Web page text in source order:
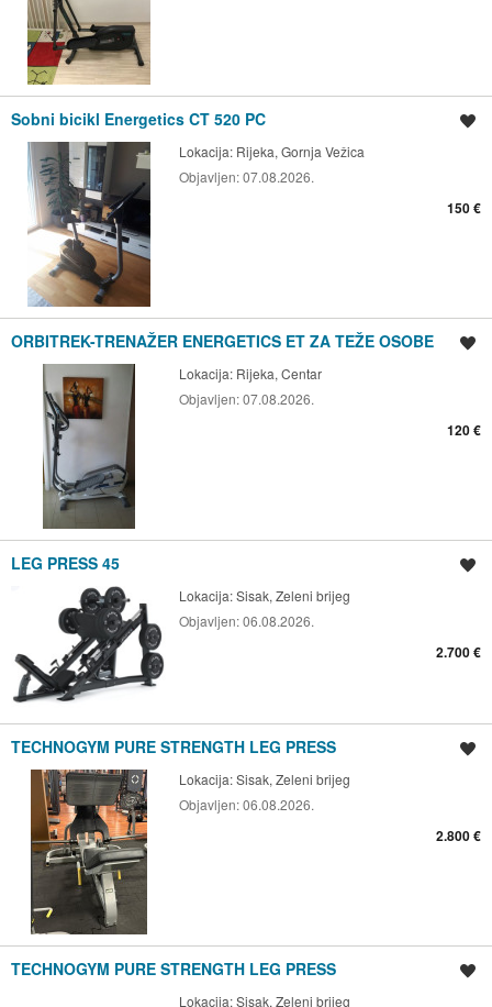
Sobni bicikl Energetics CT 520 PC
Lokacija: Rijeka, Gornja Vežica
Objavljen:07.08.2026.
150 €
ORBITREK-TRENAŽER ENERGETICS ET ZA TEŽE OSOBE
Lokacija: Rijeka, Centar
Objavljen:07.08.2026.
120 €
LEG PRESS 45
Lokacija:Sisak, Zeleni brijeg
Objavljen:06.08.2026.
2.700 €
TECHNOGYM PURE STRENGTH LEG PRESS
Lokacija:Sisak, Zeleni brijeg
Objavljen:06.08.2026.
2.800 €
TECHNOGYM PURE STRENGTH LEG PRESS
Lokacija:Sisak, Zeleni brijeg